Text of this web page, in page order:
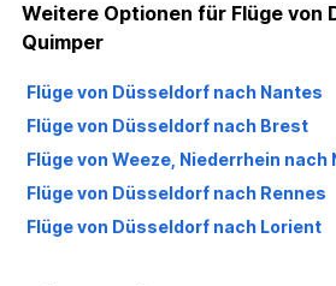
Weitere Optionen für Flüge von
Quimper
Flüge von Düsseldorf nach Nantes
Flüge von Düsseldorf nach Brest
Flüge von Weeze, Niederrhein nach
Flüge von Düsseldorf nach Rennes
Flüge von Düsseldorf nach Lorient